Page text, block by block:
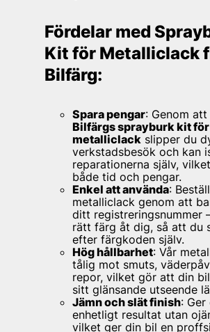
Fördelar med
Kit för Metalliclack
Bilfärg:
Spara pengar: Genom att
Bilfärgs sprayburk kit för
metalliclack slipper du
verkstadsbesök och kan
reparationerna själv,
både tid och pengar.
Enkel att använda:
metalliclack genom att
ditt registreringsnummer
rätt färg åt dig, så att du
efter färgkoden själv.
Hög hållbarhet: Vår
tålig mot smuts,
repor, vilket gör att din
sitt glänsande utseende
Jämn och slät finish: Ger
enhetligt resultat utan
vilket ger din bil en